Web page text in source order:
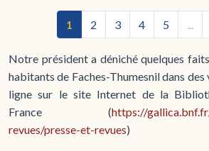
1 2 3 4 5 ...
Notre président a déniché quelques
habitants de Faches-Thumesnil dans des
ligne sur le site Internet de la
France (https://
revues/presse-et-revues)